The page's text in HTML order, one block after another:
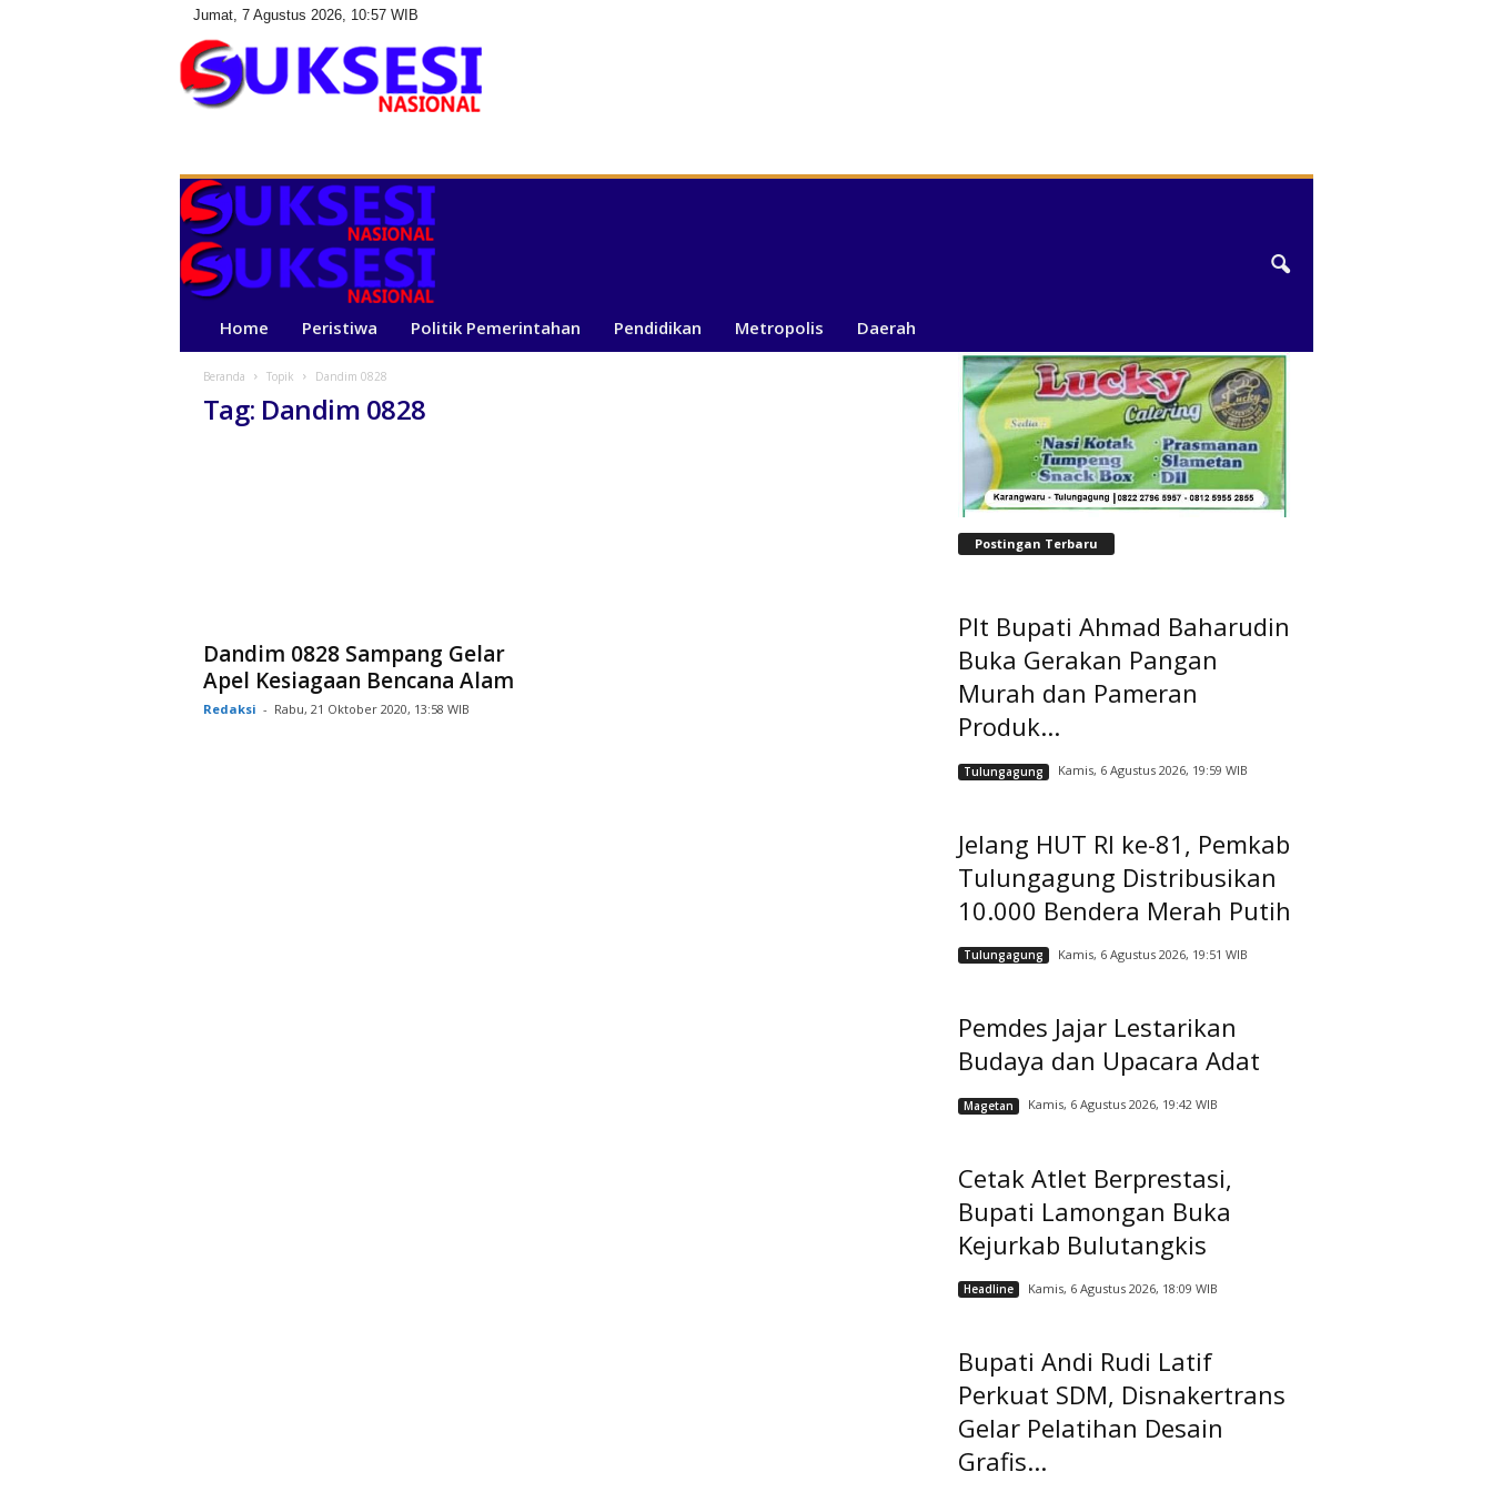
Jumat, 7 Agustus 2026, 10:57 WIB
s
e
i
N
i
Home Peristiwa Politik Pemerintahan Pendidikan Metropolis Daerah
Beranda Topik Dandim 0828
Tag: Dandim 0828
Dandim 0828 Sampang Gelar
Apel Kesiagaan Bencana Alam
Redaksi - Rabu, 21 Oktober 2020, 13:58 WIB
Postingan Terbaru
Plt Bupati Ahmad Baharudin
Buka Gerakan Pangan
Murah dan Pameran
Produk...
Tulungagung Kamis, 6 Agustus 2026, 19:59 WIB
Jelang HUT RI ke-81, Pemkab
Tulungagung Distribusikan
10.000 Bendera Merah Putih
Tulungagung Kamis, 6 Agustus 2026, 19:51 WIB
Pemdes Jajar Lestarikan
Budaya dan Upacara Adat
Magetan Kamis, 6 Agustus 2026, 19:42 WIB
Cetak Atlet Berprestasi,
Bupati Lamongan Buka
Kejurkab Bulutangkis
Headline Kamis, 6 Agustus 2026, 18:09 WIB
Bupati Andi Rudi Latif
Perkuat SDM, Disnakertrans
Gelar Pelatihan Desain
Grafis...